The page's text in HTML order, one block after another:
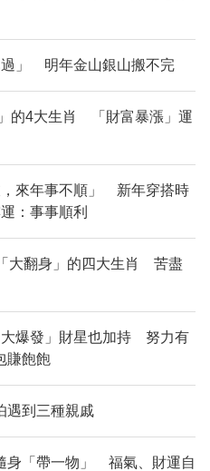
」 明年金山銀山搬不完
的4大生肖 「財富暴漲」運
來年事不順」 新年穿搭時
：事事順利
大翻身」的四大生肖 苦盡
爆發」財星也加持 努力有
賺飽飽
遇到三種親戚
身「帶一物」 福氣、財運自